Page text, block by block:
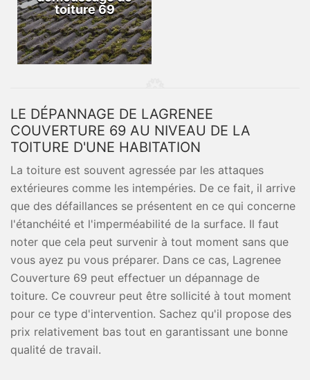
toiture 69
LE DÉPANNAGE DE LAGRENEE
COUVERTURE 69 AU NIVEAU DE LA
TOITURE D'UNE HABITATION
La toiture est souvent agressée par les attaques
extérieures comme les intempéries. De ce fait, il arrive
que des défaillances se présentent en ce qui concerne
l'étanchéité et l'imperméabilité de la surface. Il faut
noter que cela peut survenir à tout moment sans que
vous ayez pu vous préparer. Dans ce cas, Lagrenee
Couverture 69 peut effectuer un dépannage de
toiture. Ce couvreur peut être sollicité à tout moment
pour ce type d'intervention. Sachez qu'il propose des
prix relativement bas tout en garantissant une bonne
qualité de travail.